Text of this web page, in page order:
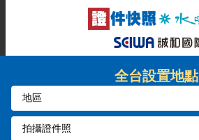
全台設置地點